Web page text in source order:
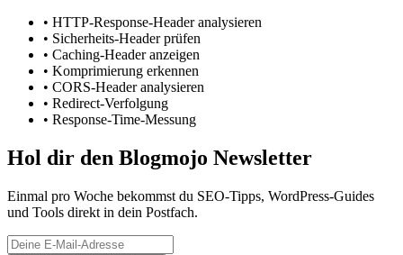
• HTTP-Response-Header analysieren
• Sicherheits-Header prüfen
• Caching-Header anzeigen
• Komprimierung erkennen
• CORS-Header analysieren
• Redirect-Verfolgung
• Response-Time-Messung
Hol dir den Blogmojo Newsletter
Einmal pro Woche bekommst du SEO-Tipps, WordPress-Guides
und Tools direkt in dein Postfach.